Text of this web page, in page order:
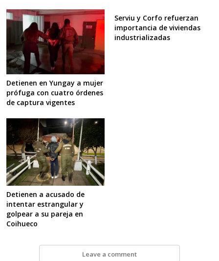
Detienen en Yungay a mujer
prófuga con cuatro órdenes
de captura vigentes
Serviu y Corfo refuerzan
importancia de viviendas
industrializadas
Detienen a acusado de
intentar estrangular y
golpear a su pareja en
Coihueco
Leave a comment